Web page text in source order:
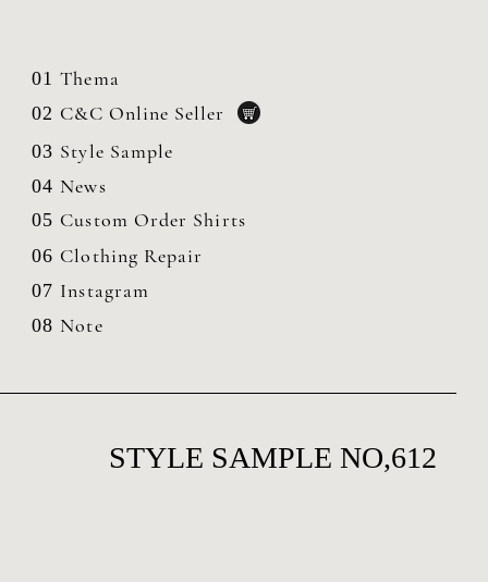
01 Thema
02 C&C Online Seller
03 Style Sample
04 News
05 Custom Order Shirts
06 Clothing Repair
07 Instagram
08 Note
STYLE SAMPLE NO,612